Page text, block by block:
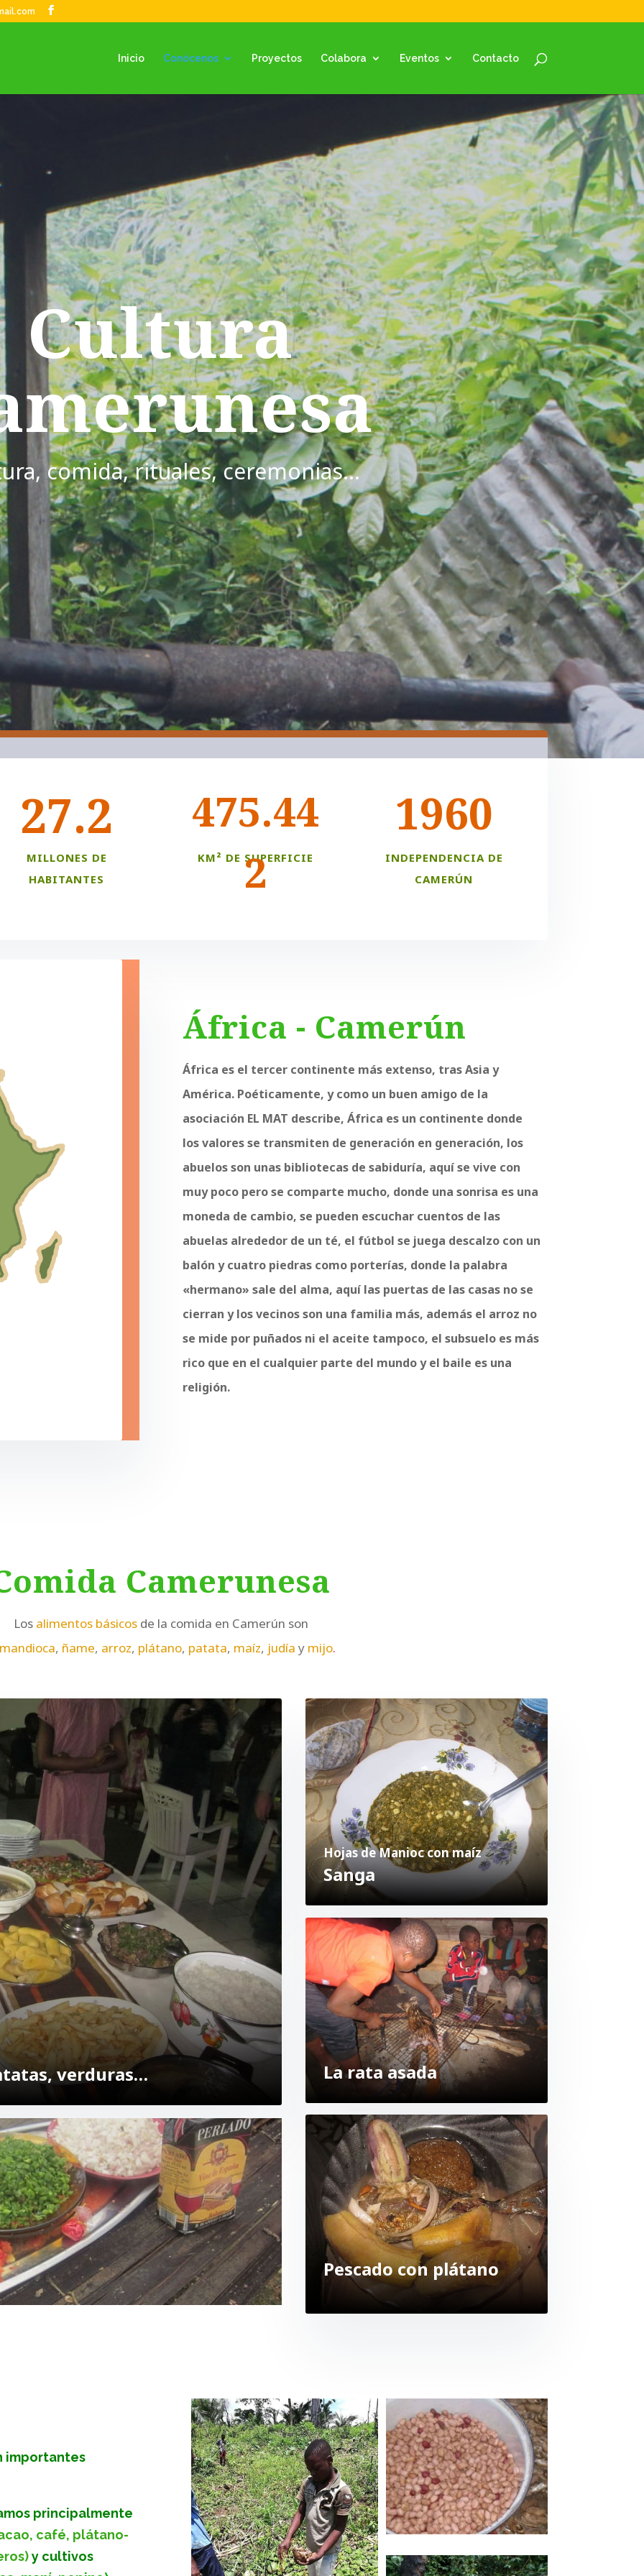
Inicio Conócenos Proyectos Colabora Eventos Contacto
Cultura
comida, rituales, ceremonias...
27.2
MILLONES DE
HABITANTES
475.44
2
KM² DE SUPERFICIE
1960
INDEPENDENCIA DE
CAMERÚN
África - Camerún
África es el tercer continente más extenso, tras Asia y
América. Poéticamente, y como un buen amigo de la
asociación EL MAT describe, África es un continente donde
los valores se transmiten de generación en generación, los
abuelos son unas bibliotecas de sabiduría, aquí se vive con
muy poco pero se comparte mucho, donde una sonrisa es una
moneda de cambio, se pueden escuchar cuentos de las
abuelas alrededor de un té, el fútbol se juega descalzo con un
balón y cuatro piedras como porterías, donde la palabra
«hermano» sale del alma, aquí las puertas de las casas no se
cierran y los vecinos son una familia más, además el arroz no
se mide por puñados ni el aceite tampoco, el subsuelo es más
rico que en el cualquier parte del mundo y el baile es una
religión.
Camerunesa
Los alimentos básicos de la comida en Camerún son
mandioca, ñame, arroz, plátano, patata, maíz, judía y mijo.
verduras…
Hojas de Manioc con maíz
Sanga
La rata asada
Pescado con plátano
importantes
principalmente
café, plátano-
y cultivos